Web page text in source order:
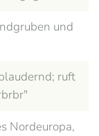
und
ruft
Nordeuropa,